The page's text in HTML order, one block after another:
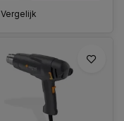
Vergelijk